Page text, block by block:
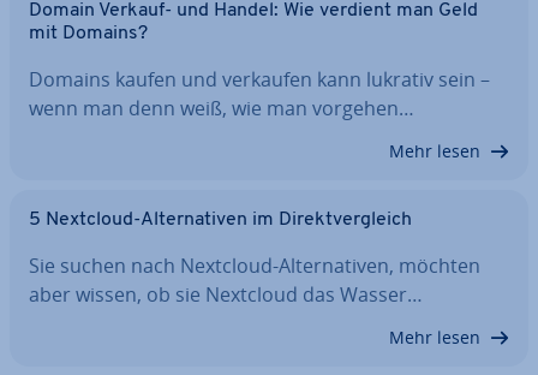
Domain Verkauf- und Handel: Wie verdient man Geld
mit Domains?
Domains kaufen und verkaufen kann lukrativ sein –
wenn man denn weiß, wie man vorgehen…
Mehr lesen
5 Nextcloud-Al­ter­na­ti­ven im Di­rekt­ver­gleich
Sie suchen nach Nextcloud-Al­ter­na­ti­ven, möchten
aber wissen, ob sie Nextcloud das Wasser…
Mehr lesen